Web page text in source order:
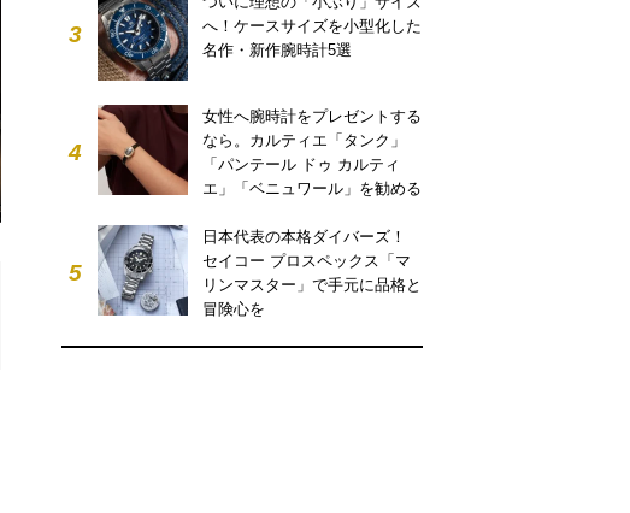
3
へ！ケースサイズを小型化した
名作・新作腕時計5選
4
女性へ腕時計をプレゼントする
なら。カルティエ「タンク」
「パンテール ドゥ カルティ
エ」「ベニュワール」を勧める
5
日本代表の本格ダイバーズ！
セイコー プロスペックス「マ
リンマスター」で手元に品格と
冒険心を